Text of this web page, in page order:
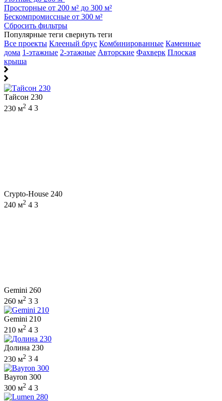
Просторные от 200 м² до 300 м²
Бескомпромиссные от 300 м²
Сбросить фильтры
Популярные теги свернуть теги
Все проекты Клееный брус Комбинированные Каменные
дома 1-этажные 2-этажные Авторские Фахверк Плоская
крыша
Тайсон 230
230 м2 4 3
Crypto-House 240
240 м2 4 3
Gemini 260
260 м2 3 3
Gemini 210
210 м2 4 3
Долина 230
230 м2 3 4
Bayron 300
300 м2 4 3